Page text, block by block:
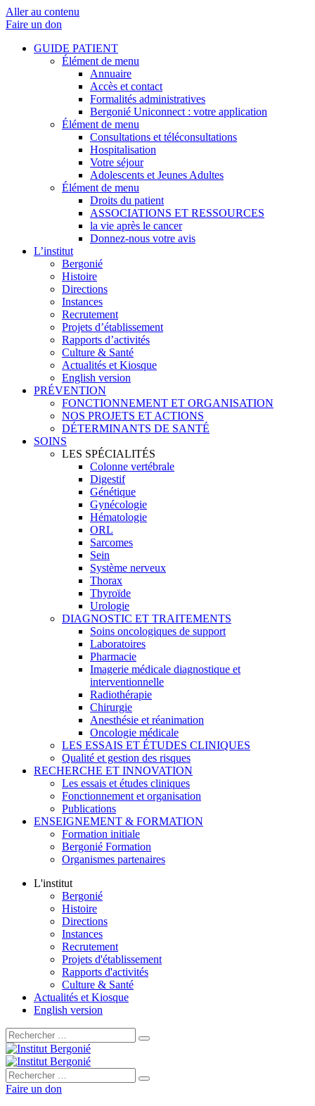
Aller au contenu
Faire un don
GUIDE PATIENT
Élément de menu
Annuaire
Accès et contact
Formalités administratives
Bergonié Uniconnect : votre application
Élément de menu
Consultations et téléconsultations
Hospitalisation
Votre séjour
Adolescents et Jeunes Adultes
Élément de menu
Droits du patient
ASSOCIATIONS ET RESSOURCES
la vie après le cancer
Donnez-nous votre avis
L’institut
Bergonié
Histoire
Directions
Instances
Recrutement
Projets d’établissement
Rapports d’activités
Culture & Santé
Actualités et Kiosque
English version
PRÉVENTION
FONCTIONNEMENT ET ORGANISATION
NOS PROJETS ET ACTIONS
DÉTERMINANTS DE SANTÉ
SOINS
LES SPÉCIALITÉS
Colonne vertébrale
Digestif
Génétique
Gynécologie
Hématologie
ORL
Sarcomes
Sein
Système nerveux
Thorax
Thyroïde
Urologie
DIAGNOSTIC ET TRAITEMENTS
Soins oncologiques de support
Laboratoires
Pharmacie
Imagerie médicale diagnostique et
interventionnelle
Radiothérapie
Chirurgie
Anesthésie et réanimation
Oncologie médicale
LES ESSAIS ET ÉTUDES CLINIQUES
Qualité et gestion des risques
RECHERCHE ET INNOVATION
Les essais et études cliniques
Fonctionnement et organisation
Publications
ENSEIGNEMENT & FORMATION
Formation initiale
Bergonié Formation
Organismes partenaires
L'institut
Bergonié
Histoire
Directions
Instances
Recrutement
Projets d'établissement
Rapports d'activités
Culture & Santé
Actualités et Kiosque
English version
Rechercher :
Rechercher :
Faire un don